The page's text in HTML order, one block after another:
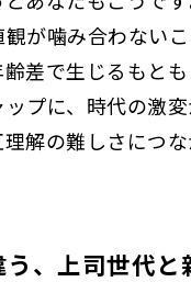
観が噛み合わない
差で生じるもと
プに、時代の激
解の難しさにつ
う、上司世代と